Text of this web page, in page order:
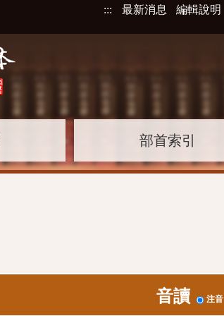
::: 最新消息 編輯說明
部首索引
音讀 注音